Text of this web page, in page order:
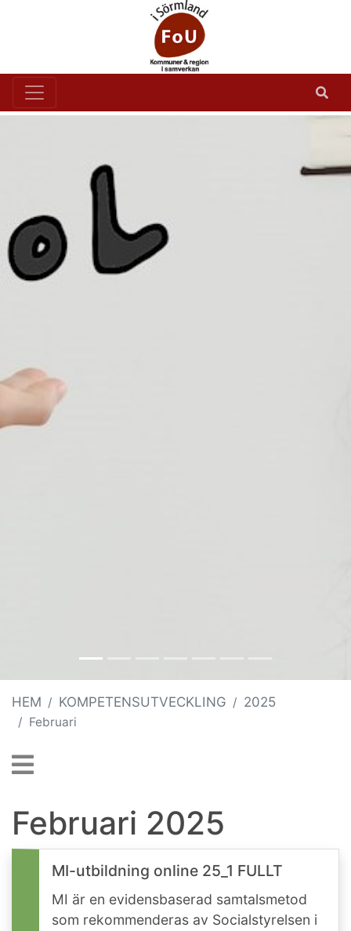
HEM KOMPETENSUTVECKLING 2025
Februari
Februari 2025
MI-utbildning online 25_1 FULLT
MI är en evidensbaserad samtalsmetod
som rekommenderas av Socialstyrelsen i